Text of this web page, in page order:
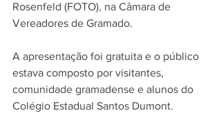
Rosenfeld (FOTO), na Câmara de
Vereadores de Gramado.
A apresentação foi gratuita e o público
estava composto por visitantes,
comunidade gramadense e alunos do
Colégio Estadual Santos Dumont.